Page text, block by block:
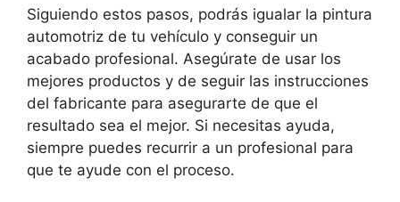
Siguiendo estos pasos, podrás igualar la pintura
automotriz de tu vehículo y conseguir un
acabado profesional. Asegúrate de usar los
mejores productos y de seguir las instrucciones
del fabricante para asegurarte de que el
resultado sea el mejor. Si necesitas ayuda,
siempre puedes recurrir a un profesional para
que te ayude con el proceso.